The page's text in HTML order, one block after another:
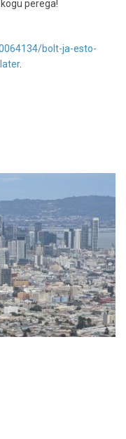
perega!
bolt-ja-esto-
.